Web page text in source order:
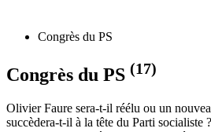
Congrès du PS
Congrès du PS (17)
Olivier Faure sera-t-il réélu ou un
succèdera-t-il à la tête du Parti socialiste